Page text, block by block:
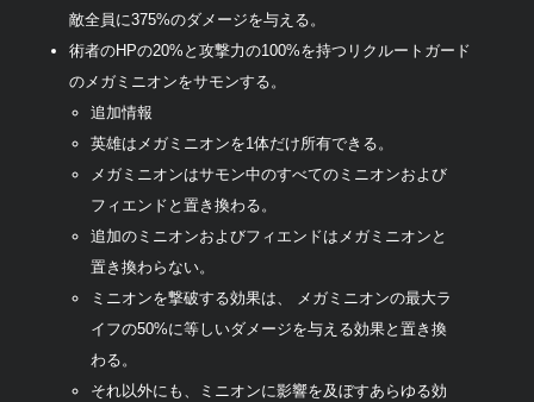
敵全員に375%のダメージを与える。
術者のHPの20%と攻撃力の100%を持つリクルートガード
のメガミニオンをサモンする。
追加情報
英雄はメガミニオンを1体だけ所有できる。
メガミニオンはサモン中のすべてのミニオンおよび
フィエンドと置き換わる。
追加のミニオンおよびフィエンドはメガミニオンと
置き換わらない。
ミニオンを撃破する効果は、 メガミニオンの最大ラ
イフの50%に等しいダメージを与える効果と置き換
わる。
それ以外にも、ミニオンに影響を及ぼすあらゆる効